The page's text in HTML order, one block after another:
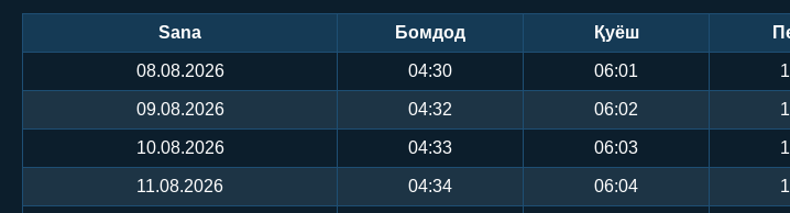
Sana Бомдод Қуёш
08.08.2026 04:30 06:01
09.08.2026 04:32 06:02
10.08.2026 04:33 06:03
11.08.2026 04:34 06:04